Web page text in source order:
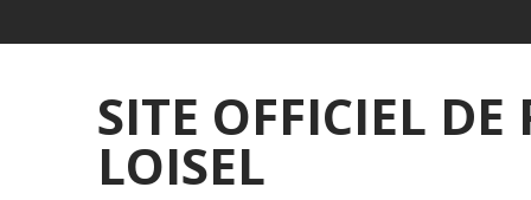
SITE OFFICIEL DE
LOISEL